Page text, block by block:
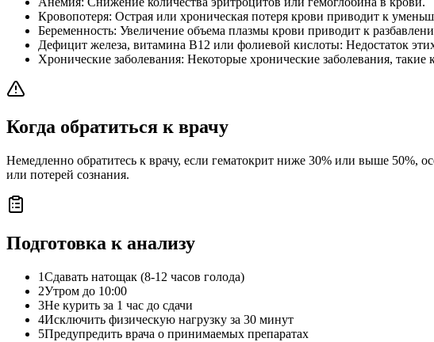
Кровопотеря: Острая или хроническая потеря крови приводит к
Беременность: Увеличение объема плазмы крови приводит к
Дефицит железа, витамина B12 или фолиевой кислоты: Недостаток
Хронические заболевания: Некоторые хронические заболевания, такие
Когда обратиться к врачу
Немедленно обратитесь к врачу, если гематокрит ниже 30% или выше 50%,
или потерей сознания.
Подготовка к анализу
1Сдавать натощак (8-12 часов голода)
2Утром до 10:00
3Не курить за 1 час до сдачи
4Исключить физическую нагрузку за 30 минут
5Предупредить врача о принимаемых препаратах